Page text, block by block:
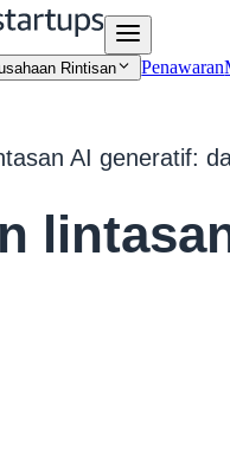
Rintisan Penawaran
AI generatif: